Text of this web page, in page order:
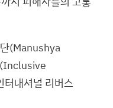
(Manushya
내셔널 리버스